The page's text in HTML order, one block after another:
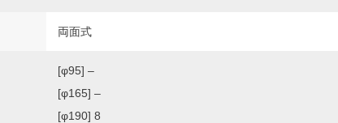
両面式
[φ95] –
[φ165] –
[φ190] 8